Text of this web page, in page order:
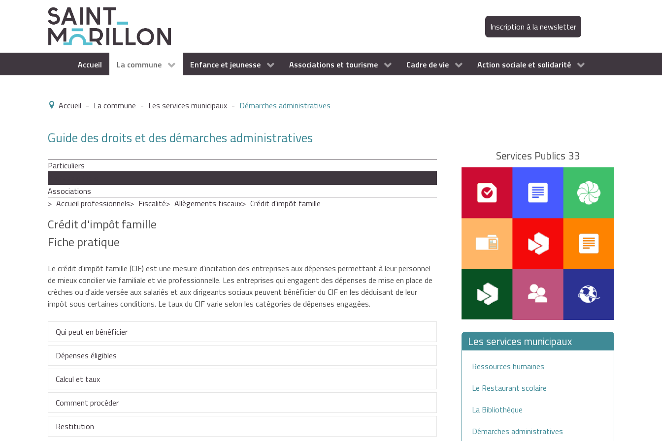
Inscription à la newsletter
Accueil La commune Enfance et jeunesse Associations et tourisme Cadre de vie Action sociale et solidarité
Accueil - La commune - Les services municipaux - Démarches administratives
Guide des droits et des démarches administratives
Particuliers
Associations
Accueil professionnels
Fiscalité Allègements fiscaux Crédit d'impôt famille
Crédit d'impôt famille
Fiche pratique
Le crédit d'impôt famille (CIF) est une mesure d'incitation des entreprises aux dépenses permettant à leur personnel
de mieux concilier vie familiale et vie professionnelle. Les entreprises qui engagent des dépenses de mise en place de
crèches ou d'aide versée aux salariés et aux dirigeants sociaux peuvent bénéficier du CIF en les déduisant de leur
impôt sous certaines conditions. Le taux du CIF varie selon les catégories de dépenses engagées.
Qui peut en bénéficier
Les entreprises pouvant bénéficier du crédit d'impôt sont :
celles dont les bénéfices sont imposés à l'impôt sur le revenu (IR) ou l'impôt sur les sociétés (IS), d'après le
régime réel normal ou simplifié d'imposition, de façon automatique ou sur option, ou à l'impôt sur le revenu
selon le régime de la déclaration contrôlée,
Dépenses éligibles
Peuvent permettre d'être éligible au crédit d'impôt les dépenses suivantes :
dépenses ayant pour objet de financer la création et le fonctionnement d'une halte-garderie et d'une crèche,
soit exploitée directement par l'entreprise, soit exploitée selon un mode inter-entreprises, et assurant
Calcul et taux
Le calcul du crédit d'impôt famille est effectué par année civile.
Son montant est plafonné à500 000 €par an.
Comment procéder
Le crédit d'impôt doit être imputé sur l'impôt sur les bénéfices dû par l'entreprise au titre de l'année au cours de
Restitution
Services Publics 33
Les services municipaux
Ressources humaines
Le Restaurant scolaire
La Bibliothèque
Démarches administratives